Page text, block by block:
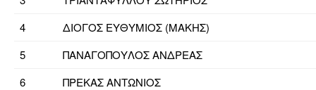
4
ΔΙΟΓΟΣ ΕΥΘΥΜΙΟΣ (ΜΑΚΗΣ)
5
ΠΑΝΑΓΟΠΟΥΛΟΣ ΑΝΔΡΕΑΣ
6
ΠΡΕΚΑΣ ΑΝΤΩΝΙΟΣ